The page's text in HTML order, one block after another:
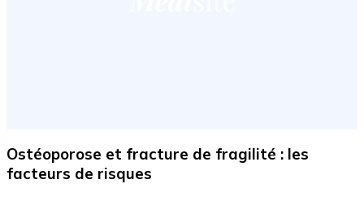
Ostéoporose et fracture de fragilité : les
facteurs de risques